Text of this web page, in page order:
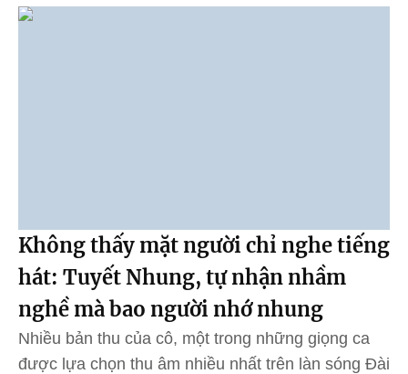
Không thấy mặt người chỉ nghe tiếng
hát: Tuyết Nhung, tự nhận nhầm
nghề mà bao người nhớ nhung
Nhiều bản thu của cô, một trong những giọng ca
được lựa chọn thu âm nhiều nhất trên làn sóng Đài